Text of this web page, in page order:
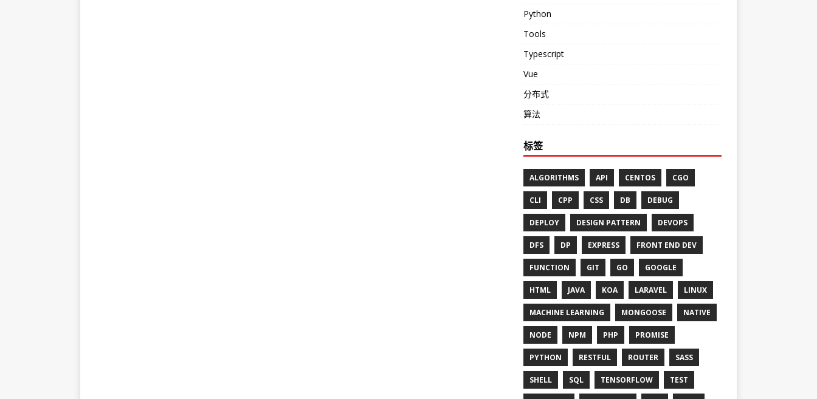
Python
Tools
Typescript
Vue
分布式
算法
标签
ALGORITHMS API CENTOS CGO
CLI CPP CSS DB DEBUG
DEPLOY DESIGN PATTERN DEVOPS
DFS DP EXPRESS FRONT END DEV
FUNCTION GIT GO GOOGLE
HTML JAVA KOA LARAVEL LINUX
MACHINE LEARNING MONGOOSE NATIVE
NODE NPM PHP PROMISE
PYTHON RESTFUL ROUTER SASS
SHELL SQL TENSORFLOW TEST